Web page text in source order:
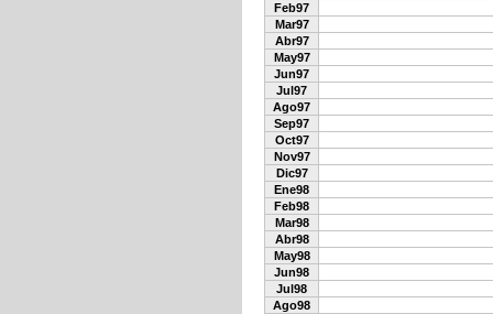
Feb97
Mar97
Abr97
May97
Jun97
Jul97
Ago97
Sep97
Oct97
Nov97
Dic97
Ene98
Feb98
Mar98
Abr98
May98
Jun98
Jul98
Ago98